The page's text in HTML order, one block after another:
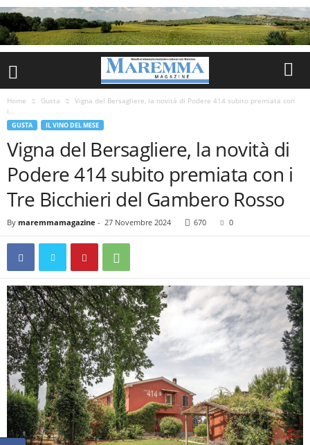
Home Gusta
Vigna del Bersagliere, la novità di Podere 414 subito premiata con
i...
GUSTA IL VINO DEL MESE
Vigna del Bersagliere, la novità di
Podere 414 subito premiata con i
Tre Bicchieri del Gambero Rosso
By maremmamagazine - 27 Novembre 2024 670 0